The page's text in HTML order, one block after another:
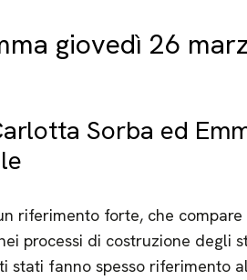
giovedì 26
Sorba ed
riferimento forte, che
processi di costruzione degli
stati fanno spesso riferimento